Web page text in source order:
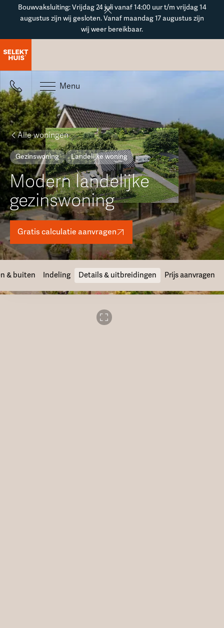
Button Text
Bouwvaksluiting: Vrijdag 24 juli vanaf 14:00 uur t/m vrijdag 14
augustus zijn wij gesloten. Vanaf maandag 17 augustus zijn
wij weer bereikbaar.
Menu
Alle woningen
Gezinswoning Landelijke woning
Modern landelijke
gezinswoning
Gratis calculatie aanvragen
& buiten Indeling Details & uitbreidingen Prijs aanvragen